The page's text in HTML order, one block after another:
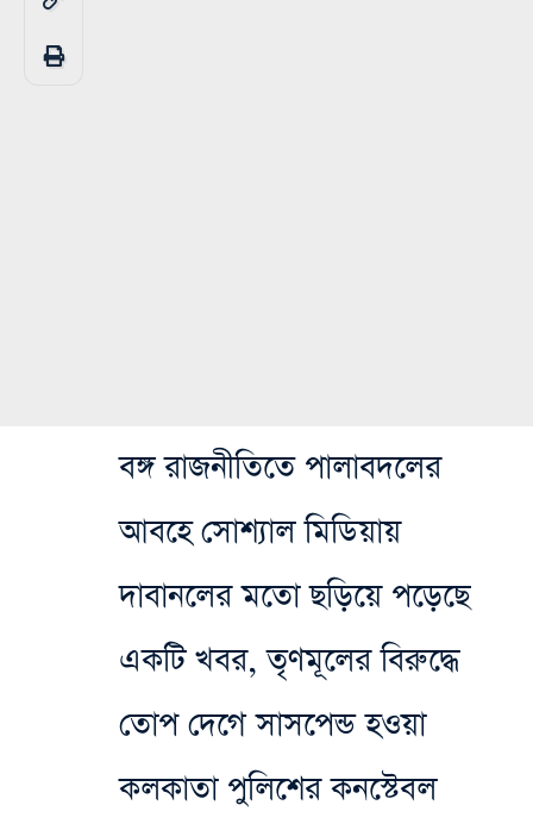
বঙ্গ রাজনীতিতে পালাবদলের
আবহে সোশ্যাল মিডিয়ায়
দাবানলের মতো ছড়িয়ে পড়েছে
একটি খবর, তৃণমূলের বিরুদ্ধে
তোপ দেগে সাসপেন্ড হওয়া
কলকাতা পুলিশের কনস্টেবল